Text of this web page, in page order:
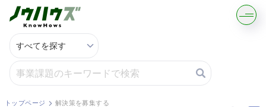
記事・コラムを読む
解決策を募集する
トップページ 解決策を募集する